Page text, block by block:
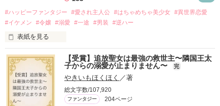
公開しました
#ハッピーファンタジー #愛され主人公 #はちゃめちゃ美少女 #異世界恋愛
#イケメン
#令嬢 #溺愛 #一途 #男装 #逆ハー
表紙を見る
＼異世界ラブコメ×ハッピーファンタジー／
「いやっほぉぉおお〜い！！！！」
バンジーした侯爵令嬢の先にいたのは
甘いマスクの公爵様の頭上でした
【受賞】追放聖女は最強の救世主〜隣国王太
子からの溺愛が止まりません〜
完
やきいもほくほく ／著
総文字数/107,920
ファンタジー 204ページ